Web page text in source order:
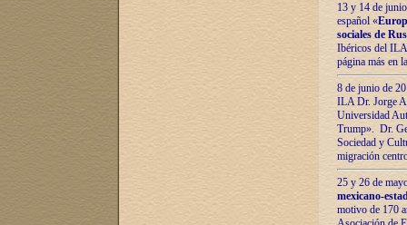
13 y 14 de
español «
sociales de
Ibéricos del ILA
página más en
8 de junio de
ILA Dr. Jorge
Universidad
Trump». Dr.
Sociedad y
migración
25 y 26 de
mexicano-
motivo de 170